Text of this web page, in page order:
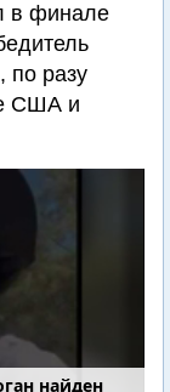
в финале
по разу
США и
найден